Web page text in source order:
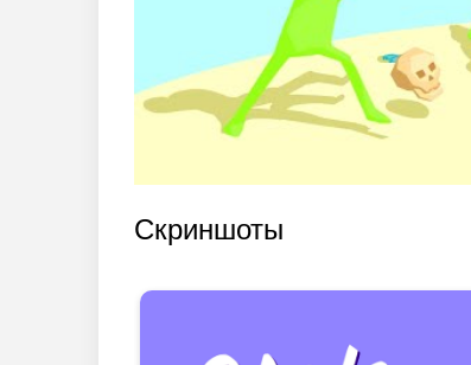
Скриншоты